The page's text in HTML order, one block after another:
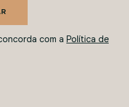
com a Política de